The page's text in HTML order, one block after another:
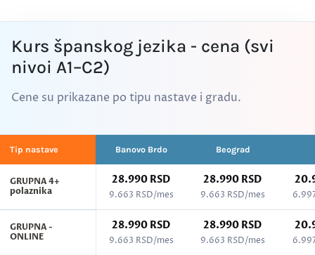
Kurs španskog jezika - cena (svi
nivoi A1–C2)
Cene su prikazane po tipu nastave i gradu.
Tip nastave Banovo Brdo Beograd
GRUPNA 4+
polaznika
28.990 RSD
9.663 RSD/mes
28.990 RSD
9.663 RSD/mes
GRUPNA -
ONLINE
28.990 RSD
9.663 RSD/mes
28.990 RSD
9.663 RSD/mes